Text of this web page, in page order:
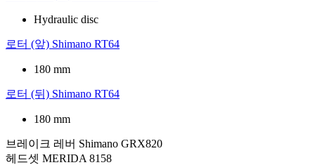
Hydraulic disc
로터 (앞) Shimano RT64
180 mm
로터 (뒤) Shimano RT64
180 mm
브레이크 레버 Shimano GRX820
헤드셋 MERIDA 8158